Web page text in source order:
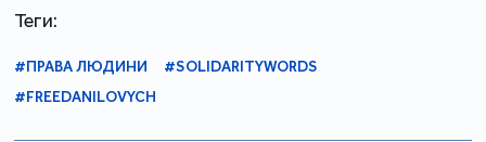
Теги:
#ПРАВА ЛЮДИНИ
#SOLIDARITYWORDS
#FREEDANILOVYCH